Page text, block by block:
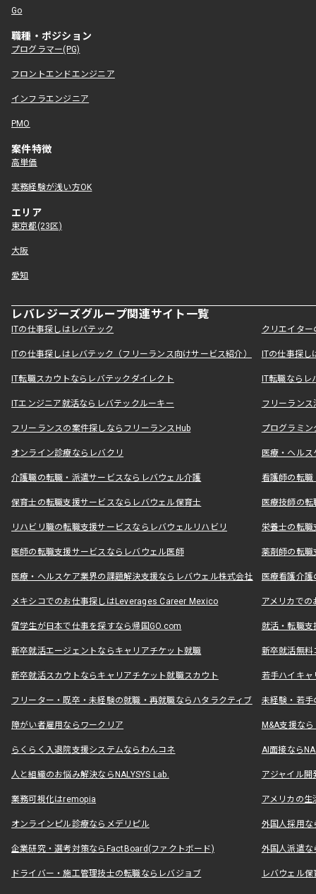
Go
職種・ポジション
プログラマー(PG)
フロントエンドエンジニア
インフラエンジニア
PMO
案件特徴
高単価
実務経験が浅い方OK
エリア
東京都(23区)
大阪
愛知
レバレジーズグループ関連サイト一覧
ITの仕事探しはレバテック クリエイタ
ITの仕事探しはレバテック（フリーランス向けサービス紹介） ITの仕事探
IT転職スカウトならレバテックダイレクト IT転職なら
ITエンジニア就活ならレバテックルーキー フリーラン
フリーランスの案件探しならフリーランスHub プログラミ
オンライン診療ならレバクリ 医療・ヘル
介護職の転職・派遣サービスならレバウェル介護 看護師の転
保育士の転職支援サービスならレバウェル保育士 医療技師の
リハビリ職の転職支援サービスならレバウェルリハビリ 栄養士の転
医師の転職支援サービスならレバウェル医師 薬剤師の転
医療・ヘルスケア業界の課題解決支援ならレバウェル株式会社 医療看護介
メキシコでのお仕事探しはLeverages Career Mexico アメリカで
留学生が日本で仕事を探すなら帰国GO.com 就活・転職
新卒就活エージェントならキャリアチケット就職 新卒就活無料
新卒就活スカウトならキャリアチケット就職スカウト 若手ハイキ
フリーター・既卒・未経験の就職・再就職ならハタラクティブ 未経験・若手
障がい者雇用ならワークリア M&A支援な
らくらく入退院支援システムならわんコネ AI面接なら
人と組織のお悩み解決ならNALYSYS Lab. アジャイル
業務可視化はremopia アメリカの
オンラインピル診療ならメデリピル 外国人採用
企業研究・選考対策ならFactBoard(ファクトボード) 外国人派遣な
ドライバー・施工管理技士の転職ならレバジョブ レバウェル